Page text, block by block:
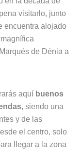
visitarlo, junto
encuentra alojado
de Dénia a
aquí buenos
, siendo una
y de las
el centro, solo
llegar a la zona